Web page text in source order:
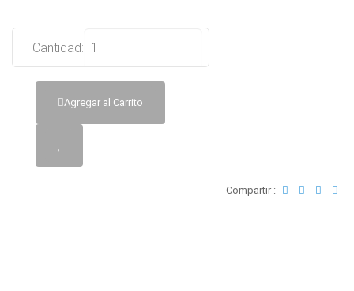
Cantidad:
Agregar al Carrito
Compartir :